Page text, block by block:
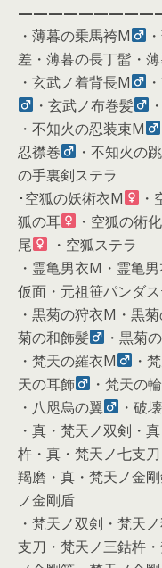
・薄暮の乗馬袴M
差・薄暮の長丁髷・
・玄武ノ着背長M
・玄武ノ布巻髪
・不知火の忍装束M
忍襟巻
・不知火の
の手裏剣ステラ
･空狐の妖術衣M
狐の耳
・空狐の術
尾
・空狐ステラ
・霊亀男衣M・霊亀
仮面・元祖笹パンダ
・黒菊の狩衣M・黒
菊の和飾髪
・黒菊
・梵天の羅衣M
・
天の耳飾
・梵天の
・八咫烏の翼
・破
・真・梵天ノ双剣・
杵・真・梵天ノ七支
羯磨・真・梵天ノ金
ノ金剛盾
・梵天ノ双剣・梵天
支刀・梵天ノ三鈷杵